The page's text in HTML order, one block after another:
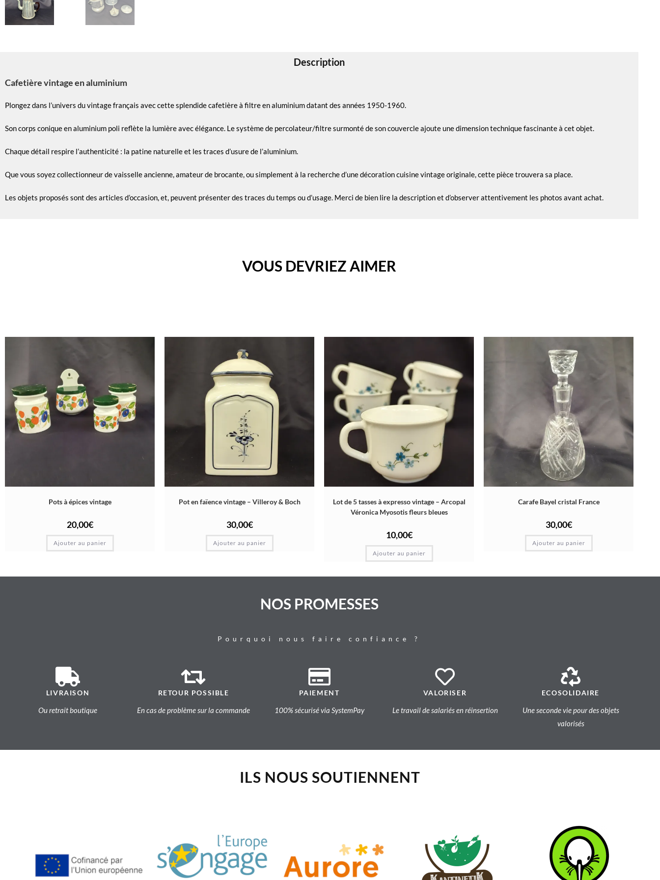
Description
Cafetière vintage en aluminium
Plongez dans l’univers du vintage français avec cette splendide cafetière à filtre en aluminium datant des années 1950-1960.
Son corps conique en aluminium poli reflète la lumière avec élégance. Le système de percolateur/filtre surmonté de son couvercle ajoute une dimension technique fascinante à cet objet.
Chaque détail respire l’authenticité : la patine naturelle et les traces d’usure de l’aluminium.
Que vous soyez collectionneur de vaisselle ancienne, amateur de brocante, ou simplement à la recherche d’une décoration cuisine vintage originale, cette pièce trouvera sa place.
Les objets proposés sont des articles d’occasion, et, peuvent présenter des traces du temps ou d’usage. Merci de bien lire la description et d’observer attentivement les photos avant achat.
VOUS DEVRIEZ AIMER
Pots à épices vintage
20,00€
Ajouter au panier
Pot en faïence vintage – Villeroy & Boch
30,00€
Ajouter au panier
Lot de 5 tasses à expresso vintage – Arcopal
Véronica Myosotis fleurs bleues
10,00€
Ajouter au panier
Carafe Bayel cristal France
30,00€
Ajouter au panier
NOS PROMESSES
Pourquoi nous faire confiance ?
LIVRAISON
Ou retrait boutique
RETOUR POSSIBLE
En cas de problème sur la commande
PAIEMENT
100% sécurisé via SystemPay
VALORISER
Le travail de salariés en réinsertion
ECOSOLIDAIRE
Une seconde vie pour des objets
valorisés
ILS NOUS SOUTIENNENT